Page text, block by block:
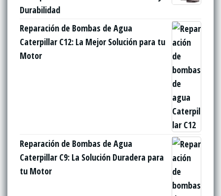
Durabilidad
Reparación de Bombas de Agua
Caterpillar C12: La Mejor Solución para tu
Motor
Reparación de Bombas de Agua
Caterpillar C9: La Solución Duradera para
tu Motor